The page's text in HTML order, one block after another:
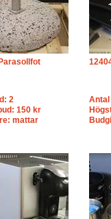
2
150 kr
mattar
Antal